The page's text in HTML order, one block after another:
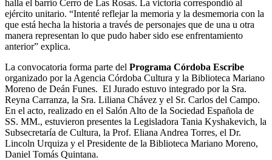
halla el barrio Cerro de Las Rosas. La victoria correspondió al
ejército unitario. “Intenté reflejar la memoria y la desmemoria con la
que está hecha la historia a través de personajes que de una u otra
manera representan lo que pudo haber sido ese enfrentamiento
anterior” explica.
La convocatoria forma parte del Programa Córdoba Escribe
organizado por la Agencia Córdoba Cultura y la Biblioteca Mariano
Moreno de Deán Funes. El Jurado estuvo integrado por la Sra.
Reyna Carranza, la Sra. Liliana Chávez y el Sr. Carlos del Campo.
En el acto, realizado en el Salón Alto de la Sociedad Española de
SS. MM., estuvieron presentes la Legisladora Tania Kyshakevich, la
Subsecretaría de Cultura, la Prof. Eliana Andrea Torres, el Dr.
Lincoln Urquiza y el Presidente de la Biblioteca Mariano Moreno,
Daniel Tomás Quintana.